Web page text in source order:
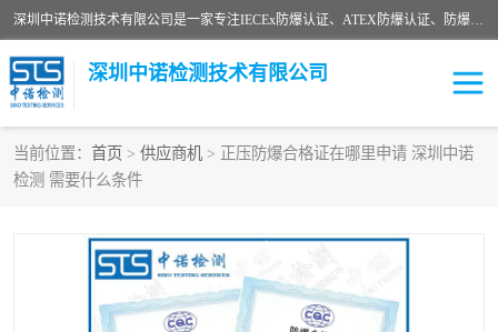
深圳中诺检测技术有限公司是一家专注IECEx防爆认证、ATEX防爆认证、防爆电气检测、防爆合格证、煤安认证等代理机构，可为客户提供从防爆设计、认证、现场检查、工程施工改造、培训等一站式服务。
深圳中诺检测技术有限公司
当前位置： 首页 > 供应商机 > 正压防爆合格证在哪里申请 深圳中诺
检测 需要什么条件
ATEX防爆认证
防爆3C认证 现场防爆检测
防爆工程 煤安矿安